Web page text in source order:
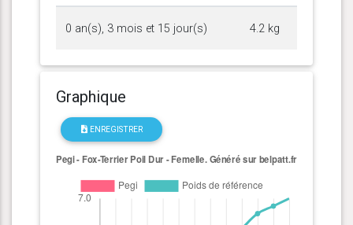
0 an(s), 3 mois et 15 jour(s) 4.2 kg
Graphique
ENREGISTRER